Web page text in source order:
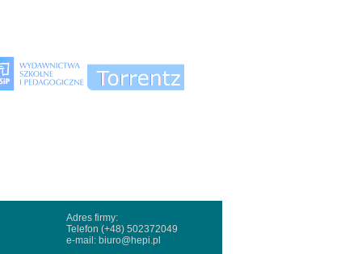
Adres firmy:
Telefon (+48) 502372049
e-mail: biuro@hepi.pl